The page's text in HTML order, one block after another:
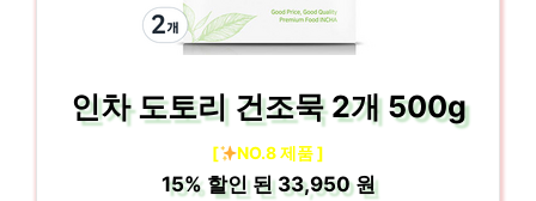
인차 도토리 건조묵 2개 500g
[ NO.8 제품 ]
15%할인 된33,950 원